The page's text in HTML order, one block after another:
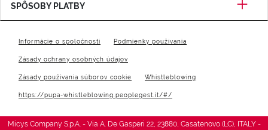
SPÔSOBY PLATBY
Informácie o spoločnosti Podmienky používania
Zásady ochrany osobných údajov
Zásady používania súborov cookie Whistleblowing
https://pupa-whistleblowing.peoplegest.it/#/
Micys Company S.p.A. - Via A. De Gasperi 22, 23880, Casatenovo (LC), ITALY -